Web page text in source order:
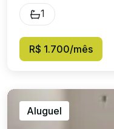
no coração do maior
VALOR: R$ 1.700,00
1
R$ 1.700/mês
Aluguel